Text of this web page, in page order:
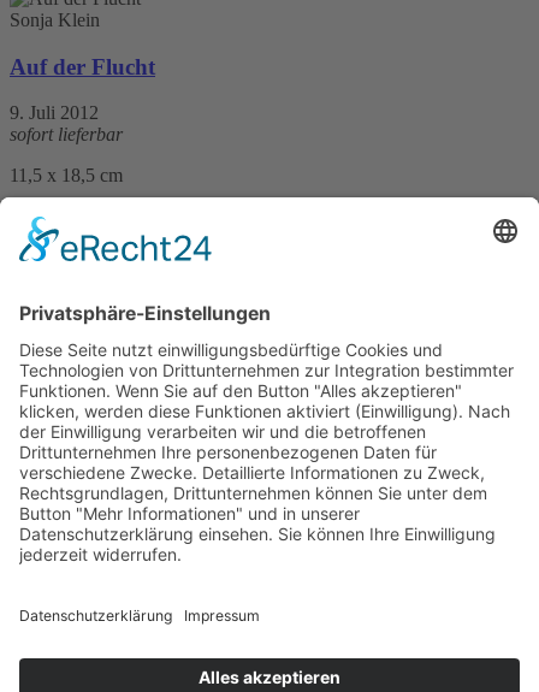
Sonja Klein
Auf der Flucht
9. Juli 2012
sofort lieferbar
11,5 x 18,5 cm
12,90 €
mehr Infos …
Sonja Klein
Crime Master
2. März 2016
sofort lieferbar
11,5 x 12,7 cm
9,90 €